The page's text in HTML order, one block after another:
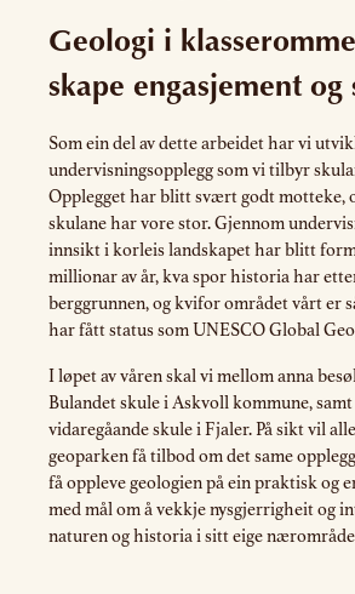
Geologi i
skape engasjement
Som ein del av dette arbeidet har vi
undervisningsopplegg som vi tilbyr
Opplegget har blitt svært godt motteke,
skulane har vore stor. Gjennom
innsikt i korleis landskapet har blitt
millionar av år, kva spor historia har
berggrunnen, og kvifor området vårt er
har fått status som UNESCO Global
I løpet av våren skal vi mellom anna
Bulandet skule i Askvoll kommune,
vidaregåande skule i Fjaler. På sikt vil
geoparken få tilbod om det same
få oppleve geologien på ein praktisk og
med mål om å vekkje nysgjerrigheit og
naturen og historia i sitt eige